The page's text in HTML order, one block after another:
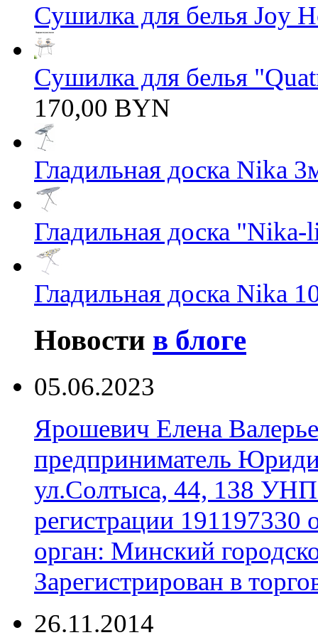
Сушилка для белья Joy
Сушилка для белья
170,00 BYN
Гладильная доска Nika
Гладильная доска
Гладильная доска Nika
Новости в блоге
05.06.2023
Ярошевич Елена
предприниматель
ул.Солтыса, 44, 138 УНП
регистрации
орган: Минский
Зарегистрирован в
26.11.2014